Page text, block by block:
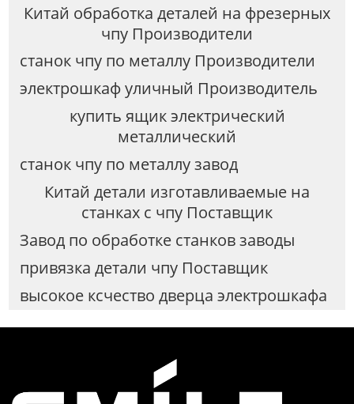
Китай обработка деталей на фрезерных
чпу Производители
станок чпу по металлу Производители
электрошкаф уличный Производитель
купить ящик электрический
металлический
станок чпу по металлу завод
Китай детали изготавливаемые на
станках с чпу Поставщик
Завод по обработке станков заводы
привязка детали чпу Поставщик
высокое ксчество дверца электрошкафа